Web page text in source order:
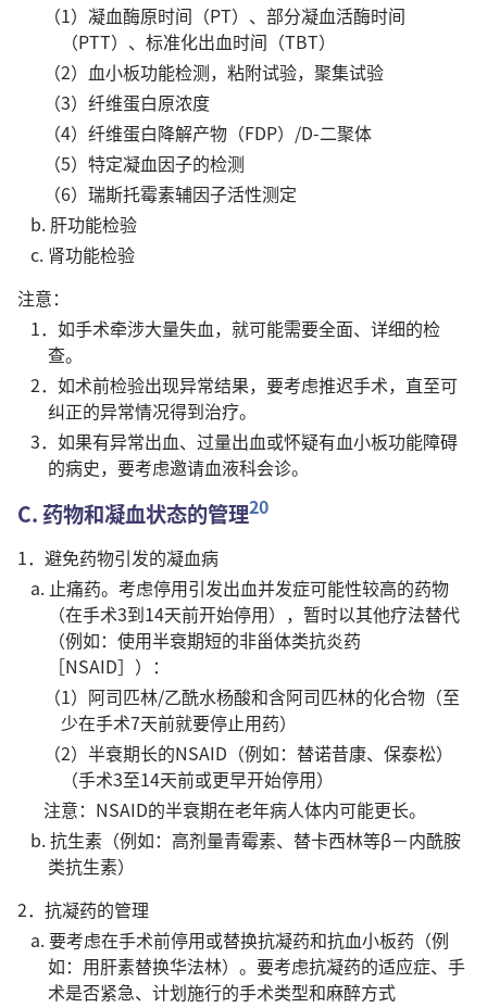
（1）凝血酶原时间（PT）、部分凝血活酶时间
（PTT）、标准化出血时间（TBT）
（2）血小板功能检测，粘附试验，聚集试验
（3）纤维蛋白原浓度
（4）纤维蛋白降解产物（FDP）/D-二聚体
（5）特定凝血因子的检测
（6）瑞斯托霉素辅因子活性测定
b. 肝功能检验
c. 肾功能检验
注意：
1．如手术牵涉大量失血，就可能需要全面、详细的检
查。
2．如术前检验出现异常结果，要考虑推迟手术，直至可
纠正的异常情况得到治疗。
3．如果有异常出血、过量出血或怀疑有血小板功能障碍
的病史，要考虑邀请血液科会诊。
C. 药物和凝血状态的管理20
1．避免药物引发的凝血病
a. 止痛药。考虑停用引发出血并发症可能性较高的药物
（在手术3到14天前开始停用），暂时以其他疗法替代
（例如：使用半衰期短的非甾体类抗炎药
［NSAID］）：
（1）阿司匹林/乙酰水杨酸和含阿司匹林的化合物（至
少在手术7天前就要停止用药）
（2）半衰期长的NSAID（例如：替诺昔康、保泰松）
（手术3至14天前或更早开始停用）
注意：NSAID的半衰期在老年病人体内可能更长。
b. 抗生素（例如：高剂量青霉素、替卡西林等β－内酰胺
类抗生素）
2．抗凝药的管理
a. 要考虑在手术前停用或替换抗凝药和抗血小板药（例
如：用肝素替换华法林）。要考虑抗凝药的适应症、手
术是否紧急、计划施行的手术类型和麻醉方式